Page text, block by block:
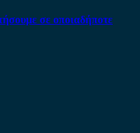
σε οποιαδήποτε